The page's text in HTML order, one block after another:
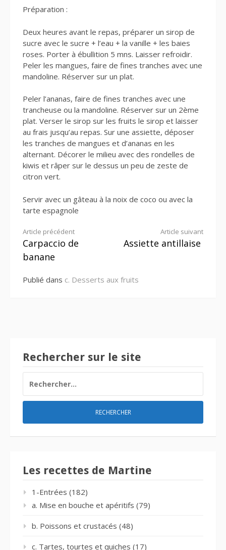
Préparation :
Deux heures avant le repas, préparer un sirop de
sucre avec le sucre + l’eau + la vanille + les baies
roses. Porter à ébullition 5 mns. Laisser refroidir.
Peler les mangues, faire de fines tranches avec une
mandoline. Réserver sur un plat.
Peler l’ananas, faire de fines tranches avec une
trancheuse ou la mandoline. Réserver sur un 2ème
plat. Verser le sirop sur les fruits le sirop et laisser
au frais jusqu’au repas. Sur une assiette, déposer
les tranches de mangues et d’ananas en les
alternant. Décorer le milieu avec des rondelles de
kiwis et râper sur le dessus un peu de zeste de
citron vert.
Servir avec un gâteau à la noix de coco ou avec la
tarte espagnole
Lire
la
Article précédent
Carpaccio de
banane
Article suivant
Assiette antillaise
Publié dans c. Desserts aux fruits
Rechercher sur le site
Les recettes de Martine
1-Entrées (182)
a. Mise en bouche et apéritifs (79)
b. Poissons et crustacés (48)
c. Tartes, tourtes et quiches (17)